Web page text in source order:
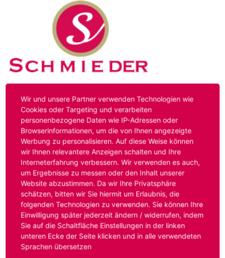
Kontakt Impressum Datenschutz
Hinweis:Das von ihnen aufgerufene Stellenangebot ist
bereits ausgelaufen. Alternative Stellenanzeigen finden
Sie unter:
www.schmieder-personal.de/stellenangebote
Oder Sie bewerben sich
initiativund wir suchen für Sie
passende Stellenangebote.
Anmelden
Benutzername oder E-Mail-Adresse*
Wir und unsere Partner verwenden Technologien wie
Cookies oder Targeting und verarbeiten
personenbezogene Daten wie IP-Adressen oder
Browserinformationen, um die von Ihnen angezeigte
Werbung zu personalisieren. Auf diese Weise können
wir Ihnen relevantere Anzeigen schalten und Ihre
Interneterfahrung verbessern. Wir verwenden es auch,
um Ergebnisse zu messen oder den Inhalt unserer
Website abzustimmen. Da wir Ihre Privatsphäre
schätzen, bitten wir Sie hiermit um Erlaubnis, die
folgenden Technologien zu verwenden. Sie können Ihre
Einwilligung später jederzeit ändern / widerrufen, indem
Sie auf die Schaltfläche Einstellungen in der linken
unteren Ecke der Seite klicken und in alle verwendeten
Sprachen übersetzen